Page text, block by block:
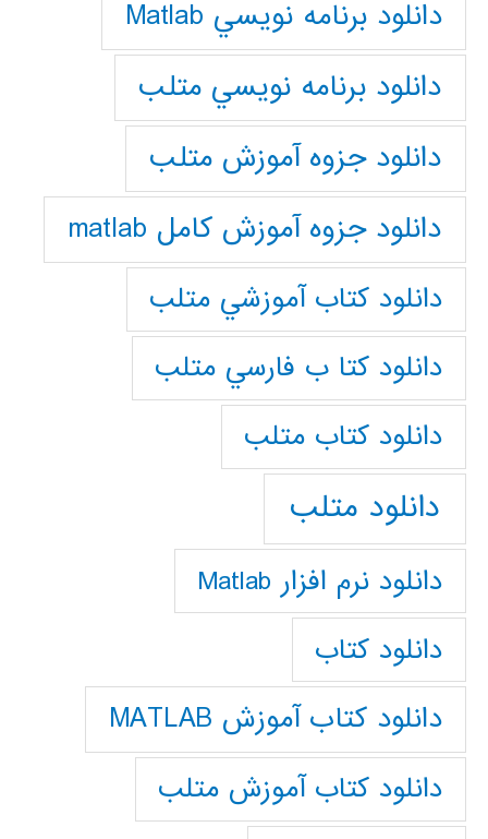
دانلود برنامه نويسي Matlab
دانلود برنامه نويسي متلب
دانلود جزوه آموزش متلب
دانلود جزوه آموزش کامل matlab
دانلود كتاب آموزشي متلب
دانلود كتا ب فارسي متلب
دانلود كتاب متلب
دانلود متلب
دانلود نرم افزار Matlab
دانلود کتاب
دانلود کتاب آموزش MATLAB
دانلود کتاب آموزش متلب